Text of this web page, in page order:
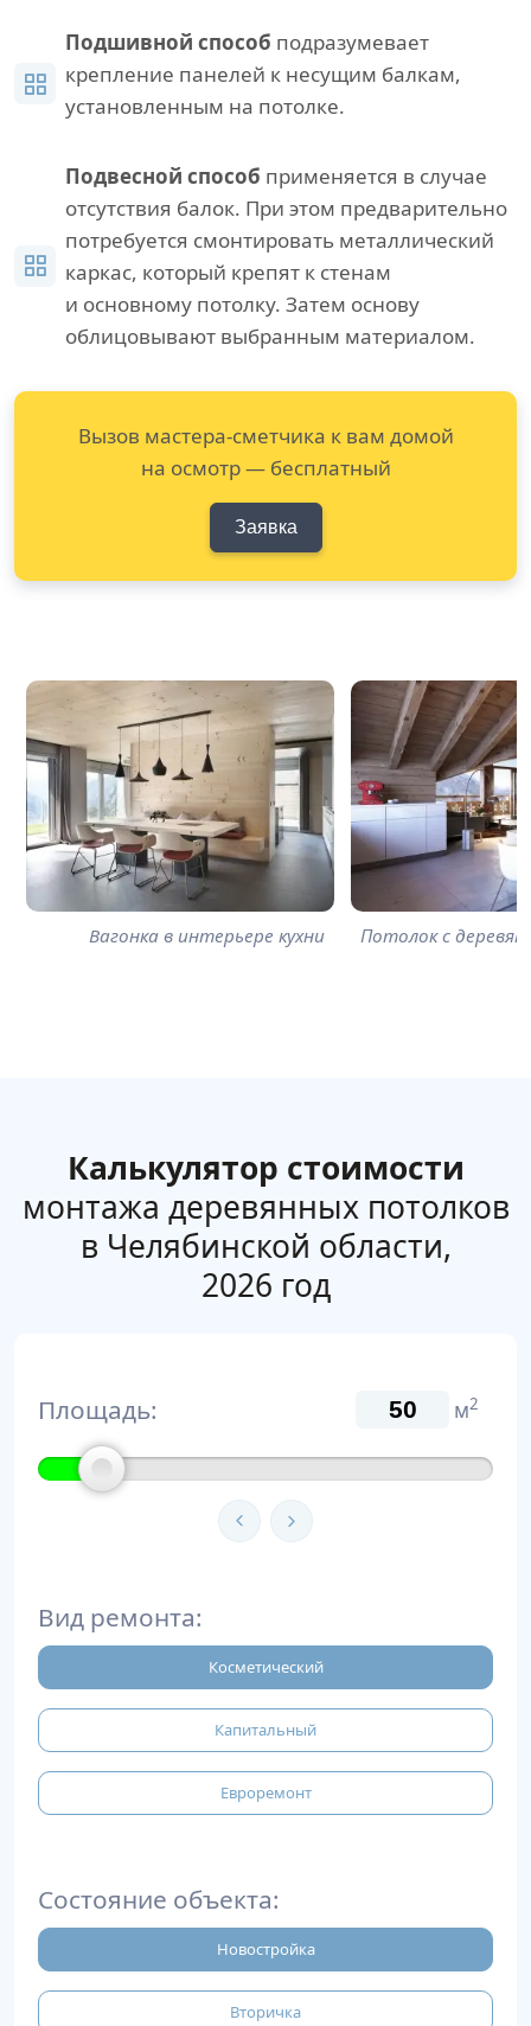
Подшивной способ подразумевает
крепление панелей к несущим балкам,
установленным на потолке.
Подвесной способ применяется в случае
отсутствия балок. При этом предварительно
потребуется смонтировать металлический
каркас, который крепят к стенам
и основному потолку. Затем основу
облицовывают выбранным материалом.
Вызов мастера-сметчика к вам домой
на осмотр — бесплатный
Заявка
Вагонка в интерьере кухни Потолок с
Калькулятор стоимости
монтажа деревянных потолков
в Челябинской области,
2026 год
Площадь: м2
Вид ремонта:
Косметический
Капитальный
Евроремонт
Состояние объекта:
Новостройка
Вторичка